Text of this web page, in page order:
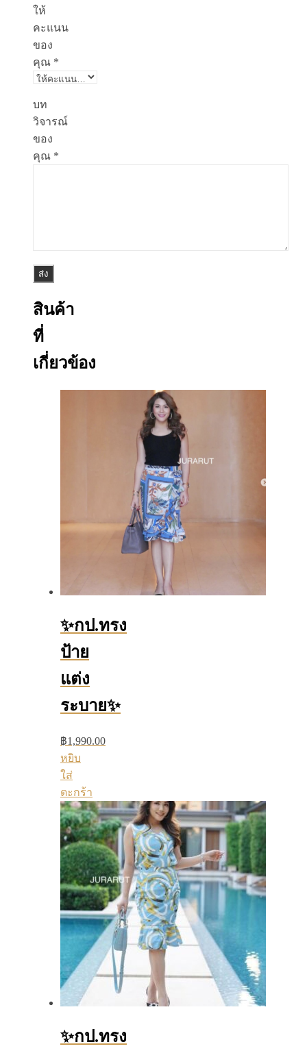
ให้
คะแนน
ของ
คุณ *
บท
วิจารณ์
ของ
คุณ *
สินค้า
ที่
เกี่ยวข้อง
✨กป.ทรง
ป้าย
แต่ง
ระบาย✨
฿1,990.00
หยิบ
ใส่
ตะกร้า
✨กป.ทรง